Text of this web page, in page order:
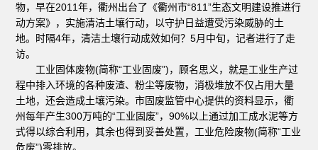
物，早在2011年，衢州出台了《衢州市“811”生态文明建设推进行
动方案》，实施清洁土壤行动，以守护日益遭受污染威胁的土
地。时隔4年，清洁土壤行动成效如何？5月中旬，记者进行了走
访。
工业固体废物(简称“工业固废”)，顾名思义，就是工业生产过
程中排入环境的各种废渣、粉尘等废物，消极堆放不仅占用大量
土地，还会造成土壤污染。市固废监管中心提供的资料显示，衢
州每年产生300万吨的“工业固废”，90%以上通过加工成水泥等方
式得以综合利用，其余也得到妥善处置，工业危险废物(简称“工业
危废”)零排放。